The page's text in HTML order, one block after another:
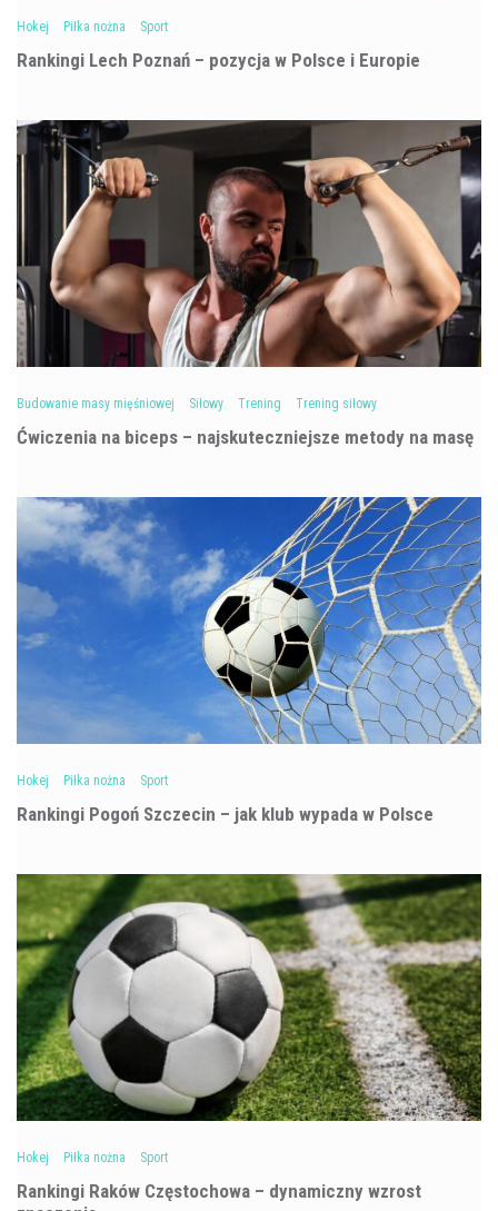
Hokej Piłka nożna Sport
Rankingi Lech Poznań – pozycja w Polsce i Europie
Budowanie masy mięśniowej Siłowy Trening Trening siłowy
Ćwiczenia na biceps – najskuteczniejsze metody na masę
Hokej Piłka nożna Sport
Rankingi Pogoń Szczecin – jak klub wypada w Polsce
Hokej Piłka nożna Sport
Rankingi Raków Częstochowa – dynamiczny wzrost